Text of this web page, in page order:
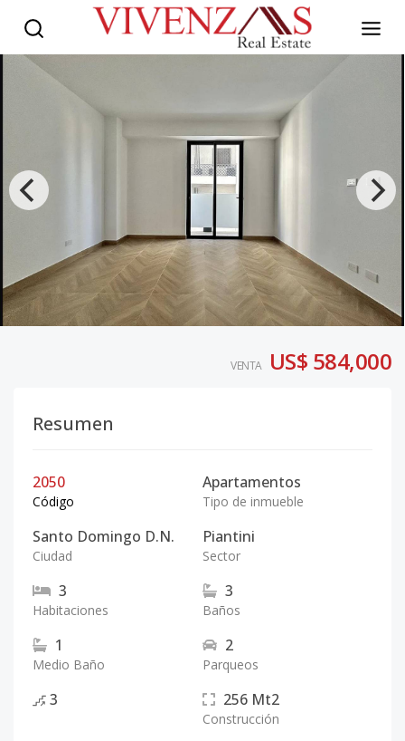
VENTA US$ 584,000
Resumen
2050
Código
Apartamentos
Tipo de inmueble
Santo Domingo D.N.
Ciudad
Piantini
Sector
3
Habitaciones
3
Baños
1
Medio Baño
2
Parqueos
3 256 Mt2
Construcción